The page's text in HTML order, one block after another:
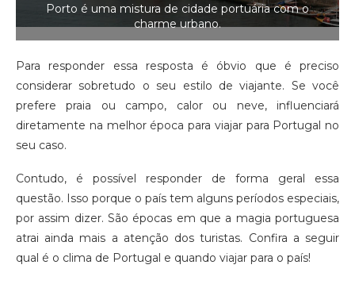
Porto é uma mistura de cidade portuária com o
charme urbano.
Para responder essa resposta é óbvio que é preciso
considerar sobretudo o seu estilo de viajante. Se você
prefere praia ou campo, calor ou neve, influenciará
diretamente na melhor época para viajar para Portugal no
seu caso.
Contudo, é possível responder de forma geral essa
questão. Isso porque o país tem alguns períodos especiais,
por assim dizer. São épocas em que a magia portuguesa
atrai ainda mais a atenção dos turistas. Confira a seguir
qual é o clima de Portugal e quando viajar para o país!